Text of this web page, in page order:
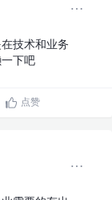
技术和业务
下吧
点赞